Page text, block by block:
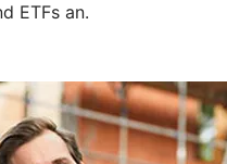
ETFs an.